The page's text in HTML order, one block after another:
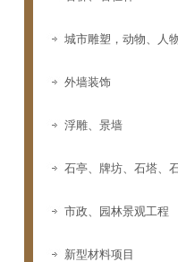
城市雕塑，动物、人
外墙装饰
浮雕、景墙
石亭、牌坊、石塔、
市政、园林景观工程
新型材料项目